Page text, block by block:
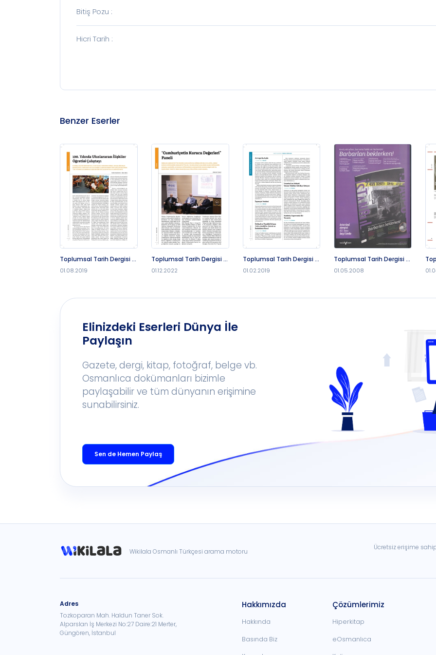
Bitiş Pozu :
Hicri Tarih :
Benzer Eserler
Toplumsal Tarih Dergisi -
01.08.2019
Toplumsal Tarih Dergisi -
01.12.2022
Toplumsal Tarih Dergisi -
01.02.2019
Toplumsal Tarih Dergisi -
01.05.2008
Elinizdeki Eserleri Dünya İle
Paylaşın
Gazete, dergi, kitap, fotoğraf, belge vb.
Osmanlıca dokümanları bizimle
paylaşabilir ve tüm dünyanın erişimine
sunabilirsiniz.
Sen de Hemen Paylaş
Wikilala Osmanlı Türkçesi arama motoru
Ücretsiz erişime
Adres
Tozkoparan Mah. Haldun Taner Sok.
Alparslan İş Merkezi No:27 Daire:21 Merter,
Güngören, İstanbul
Hakkımızda
Hakkında
Basında Biz
Çözümlerimiz
Hiperkitap
eOsmanlıca